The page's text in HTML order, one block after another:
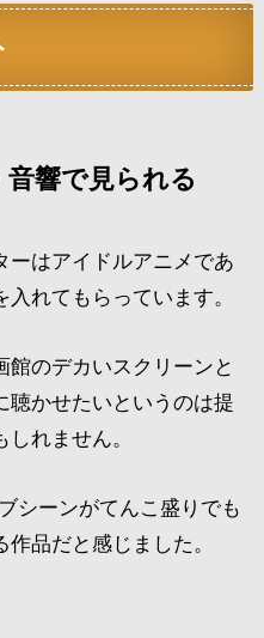
響で見られる
ーはアイドルアニメであ
れてもらっています。
館のデカいスクリーンと
聴かせたいというのは提
れません。
シーンがてんこ盛りでも
品だと感じました。